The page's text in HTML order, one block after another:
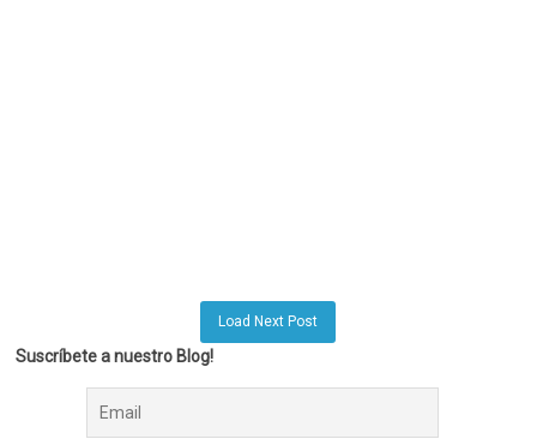
Load Next Post
Suscríbete a nuestro Blog!